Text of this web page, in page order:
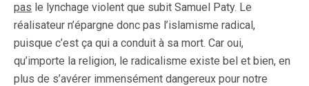
pas le lynchage violent que subit Samuel Paty. Le
réalisateur n’épargne donc pas l’islamisme radical,
puisque c’est ça qui a conduit à sa mort. Car oui,
qu’importe la religion, le radicalisme existe bel et bien, en
plus de s’avérer immensément dangereux pour notre